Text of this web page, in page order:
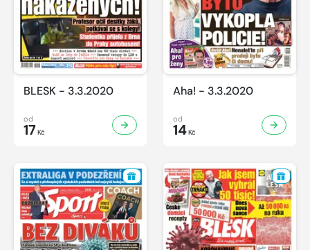
BLESK - 3.3.2020
od
17 Kč
Aha! - 3.3.2020
od
14Kč